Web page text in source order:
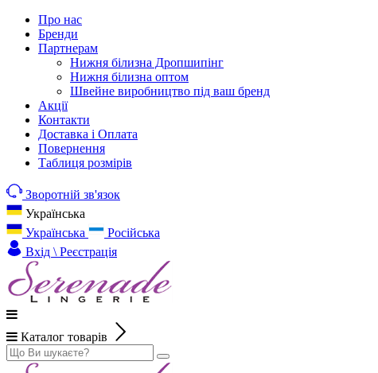
Про нас
Бренди
Партнерам
Нижня білизна Дропшипінг
Нижня білизна оптом
Швейне виробництво під ваш бренд
Акції
Контакти
Доставка і Оплата
Повернення
Таблиця розмірів
Зворотній зв'язок
Українська
Українська
Російська
Вхід \ Реєстрація
Каталог товарів